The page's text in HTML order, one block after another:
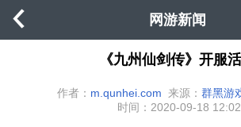
网游新闻
《九州仙剑传》开服
作者： m.qunhei.com 来源： 群黑游
时间： 2020-09-18